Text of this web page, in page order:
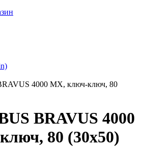
4000 MX, ключ-ключ, 80
BRAVUS 4000
80 (30х50)